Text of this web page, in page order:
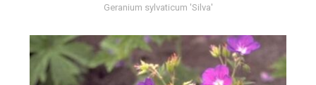
Geranium sylvaticum 'Silva'